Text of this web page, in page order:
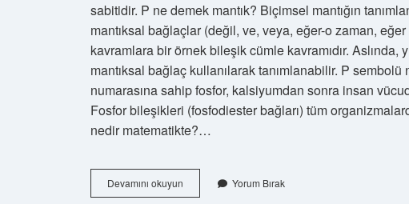
sabitidir. P ne demek mantık? Biçimsel mantığın
mantıksal bağlaçlar (değil, ve, veya, eğer-o zaman,
kavramlara bir örnek bileşik cümle kavramıdır.
mantıksal bağlaç kullanılarak tanımlanabilir. P
numarasına sahip fosfor, kalsiyumdan sonra insan
Fosfor bileşikleri (fosfodiester bağları) tüm
nedir matematikte?…
Devamını okuyun
Ne
Yorum Bırak